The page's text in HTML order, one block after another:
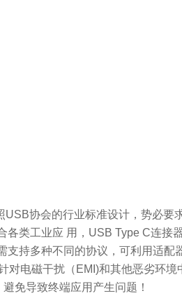
USB协会的行业标准设计，势必
各类工业应 用，USB Type C连接
支持多种不同的协议，可利用适
对电磁干扰（EMI)和其他恶劣环
免导致终端应用产生问题！